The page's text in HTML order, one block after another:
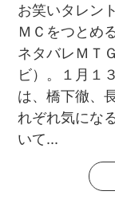
お笑いタレン
ＭＣをつとめ
ネタバレＭＴ
ビ）。１月１
は、橋下徹、
れぞれ気にな
いて...